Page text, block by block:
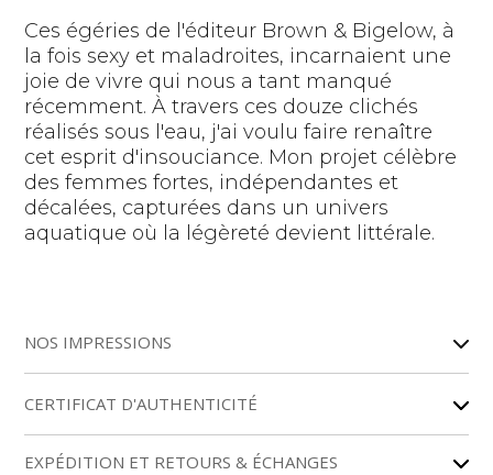
Ces égéries de l'éditeur Brown & Bigelow, à
la fois sexy et maladroites, incarnaient une
joie de vivre qui nous a tant manqué
récemment. À travers ces douze clichés
réalisés sous l'eau, j'ai voulu faire renaître
cet esprit d'insouciance. Mon projet célèbre
des femmes fortes, indépendantes et
décalées, capturées dans un univers
aquatique où la légèreté devient littérale.
t
e
t
NOS IMPRESSIONS
CERTIFICAT D'AUTHENTICITÉ
EXPÉDITION ET RETOURS & ÉCHANGES